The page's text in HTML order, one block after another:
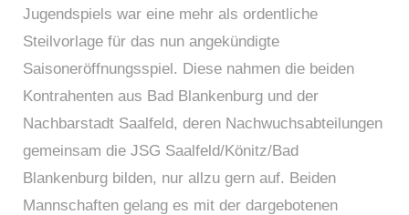
Jugendspiels war eine mehr als ordentliche
Steilvorlage für das nun angekündigte
Saisoneröffnungsspiel. Diese nahmen die beiden
Kontrahenten aus Bad Blankenburg und der
Nachbarstadt Saalfeld, deren Nachwuchsabteilungen
gemeinsam die JSG Saalfeld/Könitz/Bad
Blankenburg bilden, nur allzu gern auf. Beiden
Mannschaften gelang es mit der dargebotenen